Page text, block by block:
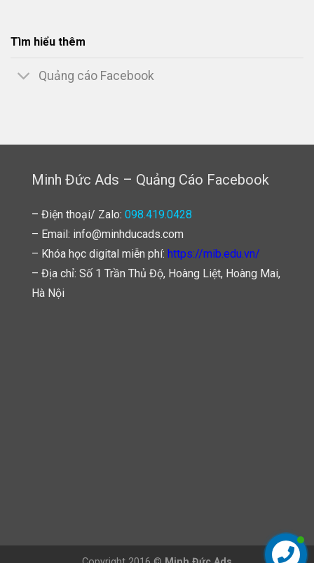
Tìm hiểu thêm
Quảng cáo Facebook
Minh Đức Ads – Quảng Cáo Facebook
– Điện thoại/ Zalo: 098.419.0428
– Email: info@minhducads.com
– Khóa học digital miễn phí: https://mib.edu.vn/
– Địa chỉ: Số 1 Trần Thủ Độ, Hoàng Liệt, Hoàng Mai,
Hà Nội